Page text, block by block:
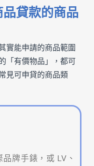
貸款的商品
實能申請的商品範圍
「有價物品」，都可
見可申貸的商品類
牌手錶，或 LV、